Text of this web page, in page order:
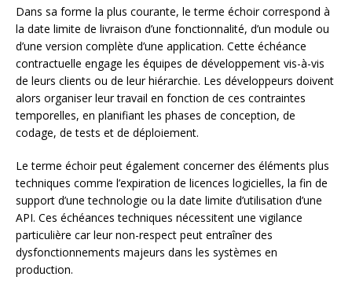
Dans sa forme la plus courante, le terme échoir correspond à
la date limite de livraison d’une fonctionnalité, d’un module ou
d’une version complète d’une application. Cette échéance
contractuelle engage les équipes de développement vis-à-vis
de leurs clients ou de leur hiérarchie. Les développeurs doivent
alors organiser leur travail en fonction de ces contraintes
temporelles, en planifiant les phases de conception, de
codage, de tests et de déploiement.
Le terme échoir peut également concerner des éléments plus
techniques comme l’expiration de licences logicielles, la fin de
support d’une technologie ou la date limite d’utilisation d’une
API. Ces échéances techniques nécessitent une vigilance
particulière car leur non-respect peut entraîner des
dysfonctionnements majeurs dans les systèmes en
production.